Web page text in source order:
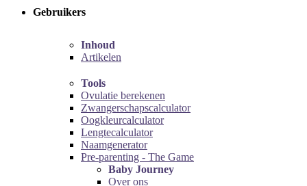
Gebruikers
Inhoud
Artikelen
Tools
Ovulatie berekenen
Zwangerschapscalculator
Oogkleurcalculator
Lengtecalculator
Naamgenerator
Pre-parenting - The Game
Baby Journey
Over ons